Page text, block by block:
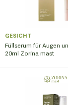
GESICHT
Füllserum für Augen
20ml Zorina mast